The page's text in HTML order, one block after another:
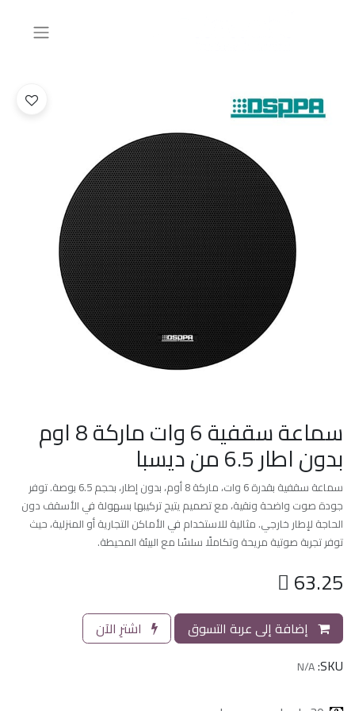
سماعة سقفية 6 وات ماركة 8 اوم
بدون اطار 6.5 من ديسبا
سماعة سقفية بقدرة 6 وات، ماركة 8 أوم، بدون إطار، بحجم 6.5 بوصة. توفر
جودة صوت واضحة ونقية، مع تصميم يتيح تركيبها بسهولة في الأسقف دون
الحاجة لإطار خارجي. مثالية للاستخدام في الأماكن التجارية أو المنزلية، حيث
توفر تجربة صوتية مريحة وتكاملًا سلسًا مع البيئة المحيطة.
63.25
إضافة إلى عربة التسوق
اشترِ الآن
SKU:
N/A